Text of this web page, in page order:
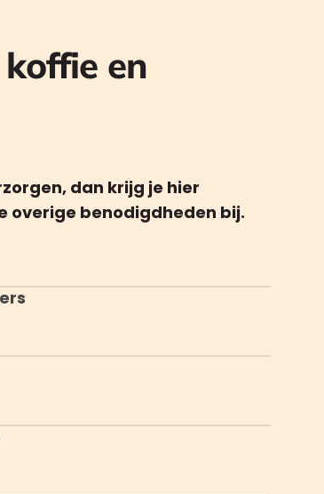
en
dan krijg je hier
overige benodigdheden bij.